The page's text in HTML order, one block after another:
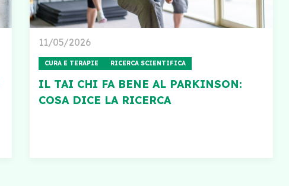
11/05/2026
CURA E TERAPIE RICERCA SCIENTIFICA
IL TAI CHI FA BENE AL PARKINSON:
COSA DICE LA RICERCA